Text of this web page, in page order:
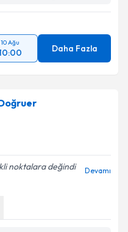
10 Ağu
Daha Fazla
noktalara değindi
Devamı